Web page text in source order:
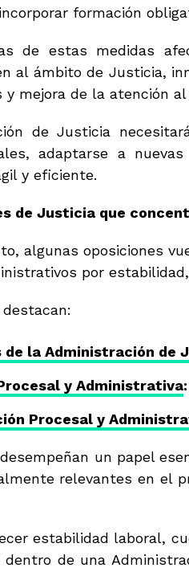
formación
de estas medidas
al ámbito de Justicia,
y mejora de la atención al
de Justicia
adaptarse a
y eficiente.
de Justicia que
algunas oposiciones
por
de la Administración de
y Administrativa
Procesal y
un papel
relevantes en el
estabilidad laboral,
dentro de una